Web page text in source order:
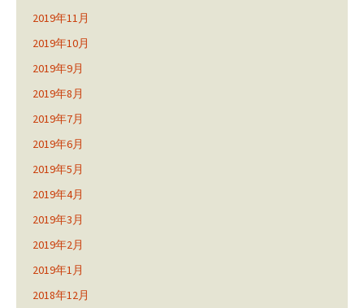
2019年11月
2019年10月
2019年9月
2019年8月
2019年7月
2019年6月
2019年5月
2019年4月
2019年3月
2019年2月
2019年1月
2018年12月